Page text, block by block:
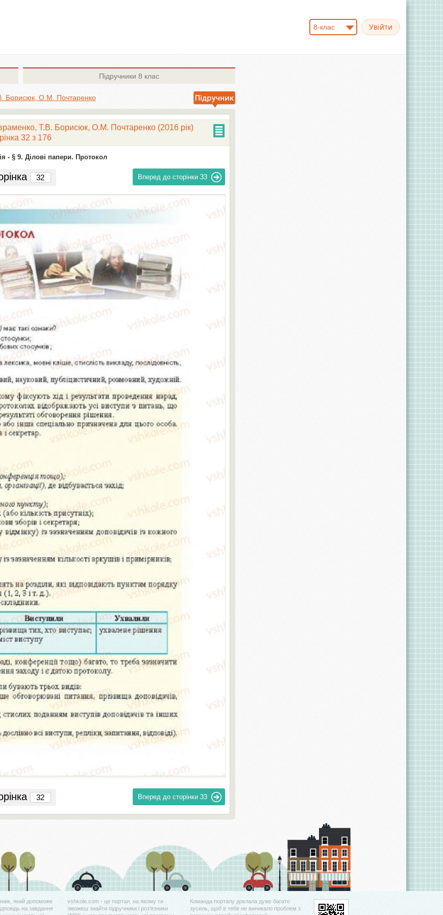
8-клас
Підручники 8 клас
Борисюк, О.М. Почтаренко
Т.В. Борисюк, О.М. Почтаренко (2016 рік)
32 з 176
- § 9. Ділові папери. Протокол
Вперед до сторінки 33
Вперед до сторінки 33
який допоможе
на завдання
vshkole.com - це портал, на якому ти
зможеш знайти підручники і роз'язники
Команда порталу доклала дуже багато
зусиль, щоб в тебе не виникало проблем з